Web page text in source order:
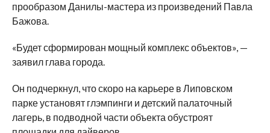
прообразом Данилы-мастера из произведений Павла
Бажова.
«Будет сформирован мощный комплекс объектов», —
заявил глава города.
Он подчеркнул, что скоро на карьере в Липовском
парке установят глэмпинги и детский палаточный
лагерь, в подводной части объекта обустроят